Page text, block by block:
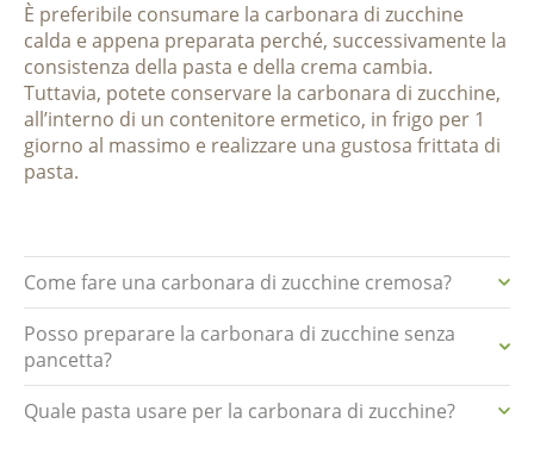
È preferibile consumare la carbonara di zucchine
calda e appena preparata perché, successivamente la
consistenza della pasta e della crema cambia.
Tuttavia, potete conservare la carbonara di zucchine,
all’interno di un contenitore ermetico, in frigo per 1
giorno al massimo e realizzare una gustosa frittata di
pasta.
Come fare una carbonara di zucchine cremosa?
Posso preparare la carbonara di zucchine senza
pancetta?
Quale pasta usare per la carbonara di zucchine?